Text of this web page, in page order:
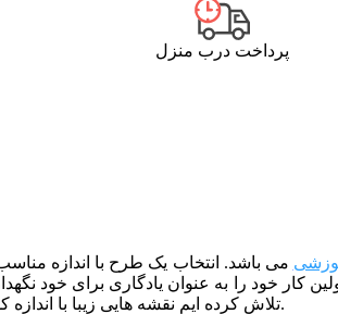
پرداخت درب منزل
می باشد. انتخاب یک طرح با اندازه
کار خود را به عنوان یادگاری برای خود
تلاش کرده ایم نقشه هایی زیبا با.